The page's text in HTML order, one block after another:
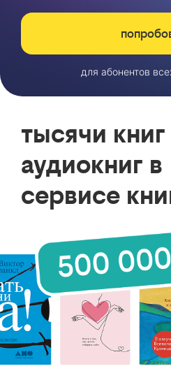
для абонентов
тысячи книг
аудиокниг в
сервисе